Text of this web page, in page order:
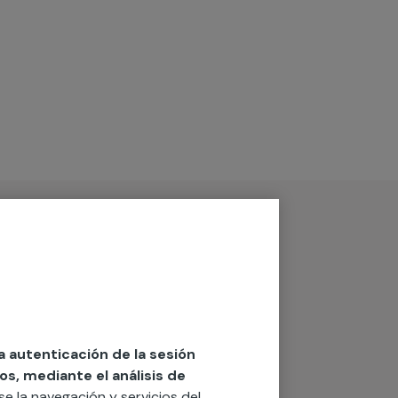
autenticación de la sesión
mediante el análisis de